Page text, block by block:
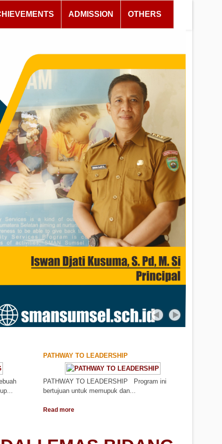
ADMISSION OTHERS
PATHWAY TO LEADERSHIP
PATHWAY TO LEADERSHIP Program ini
bertujuan untuk memupuk dan...
Read more